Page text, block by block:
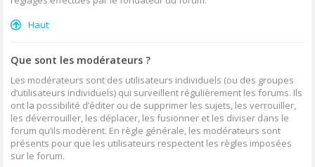
Haut
Que sont les modérateurs ?
Les modérateurs sont des utilisateurs individuels (ou des groupes
d’utilisateurs individuels) qui surveillent régulièrement les forums. Ils
ont la possibilité d’éditer ou de supprimer les sujets, les verrouiller,
les déverrouiller, les déplacer, les fusionner et les diviser dans le
forum qu’ils modèrent. En règle générale, les modérateurs sont
présents pour que les utilisateurs respectent les règles imposées
sur le forum.